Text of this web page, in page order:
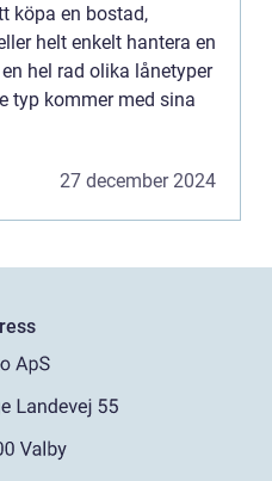
köpa en bostad,
helt enkelt hantera en
hel rad olika lånetyper
typ kommer med sina
27 december 2024